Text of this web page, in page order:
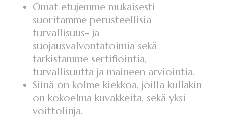
Omat etujemme mukaisesti
suoritamme perusteellisia
turvallisuus- ja
suojausvalvontatoimia sekä
tarkistamme sertifiointia,
turvallisuutta ja maineen arviointia.
Siinä on kolme kiekkoa, joilla kullakin
on kokoelma kuvakkeita, sekä yksi
voittolinja.